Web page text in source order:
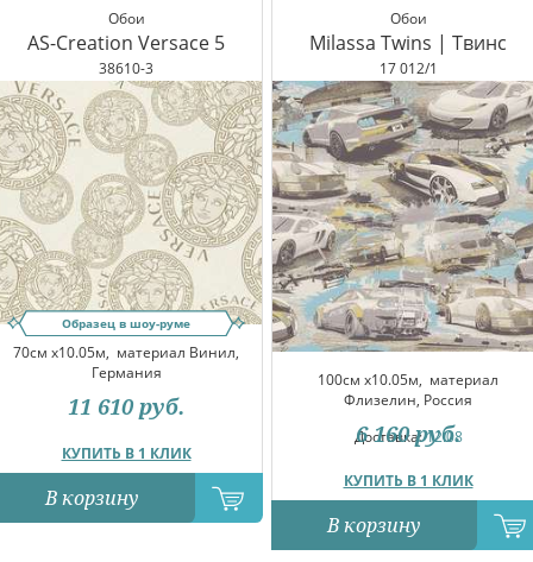
Обои
AS-Creation Versace 5
38610-3
Образец в шоу-руме
70см x10.05м, материал Винил,
Германия
КУПИТЬ В 1 КЛИК
11 610 руб.
В корзину
Обои
Milassa Twins | Твинс
17 012/1
100см x10.05м, материал
Флизелин, Россия
Доставка:12.08
КУПИТЬ В 1 КЛИК
6 160 руб.
В корзину